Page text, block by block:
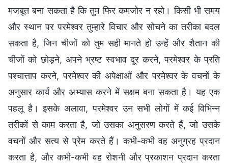
मजबूत बना सकता है कि तुम फिर कमजोर न रहो। किसी भी समय
और स्थान पर परमेश्वर तुम्हारे विचार और सोचने का तरीका बदल
सकता है, जिन चीजों को तुम सही मानते हो उन्हें और शैतान की
चीजों को छोड़ने, अपने भ्रष्ट स्वभाव दूर करने, परमेश्वर के प्रति
पश्चात्ताप करने, परमेश्वर की अपेक्षाओं और परमेश्वर के वचनों के
अनुसार कार्य और अभ्यास करने में सक्षम बना सकता है। यह एक
पहलू है। इसके अलावा, परमेश्वर उन सभी लोगों में कई विभिन्न
तरीकों से काम करता है, जो उसका अनुसरण करते हैं, जो उसके
वचनों और सत्य से प्रेम करते हैं। कभी-कभी वह अनुग्रह प्रदान
करता है, और कभी-कभी वह रोशनी और प्रकाशन प्रदान करता